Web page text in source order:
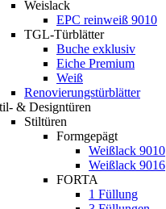
Weislack
EPC reinweiß 9010
TGL-Türblätter
Buche exklusiv
Eiche Premium
Weiß
Renovierungstürblätter
& Designtüren
Stiltüren
Formgepägt
Weißlack 9010
Weißlack 9016
FORTA
1 Füllung